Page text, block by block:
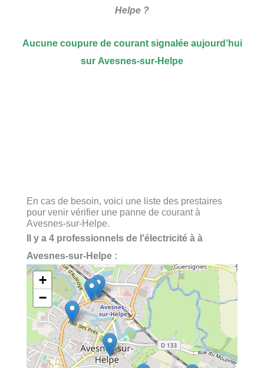
Helpe ?
Aucune coupure de courant signalée aujourd’hui
sur Avesnes-sur-Helpe
En cas de besoin, voici une liste des prestaires
pour venir vérifier une panne de courant à
Avesnes-sur-Helpe.
Il y a 4 professionnels de l'électricité à à
Avesnes-sur-Helpe :
+
−